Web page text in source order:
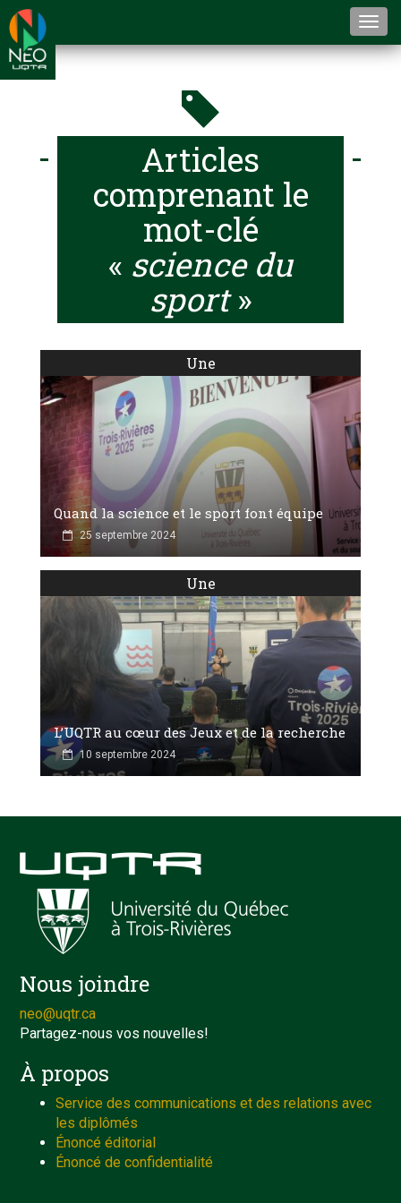
Articles
comprenant le
mot-clé
« science du
sport»
Une
Quand la science et le sport font équipe
25 septembre 2024
Une
L’UQTR au cœur des Jeux et de la recherche
10 septembre 2024
Nous joindre
neo@uqtr.ca
Partagez-nous vos nouvelles!
À propos
Service des communications et des relations avec
les diplômés
Énoncé éditorial
Énoncé de confidentialité